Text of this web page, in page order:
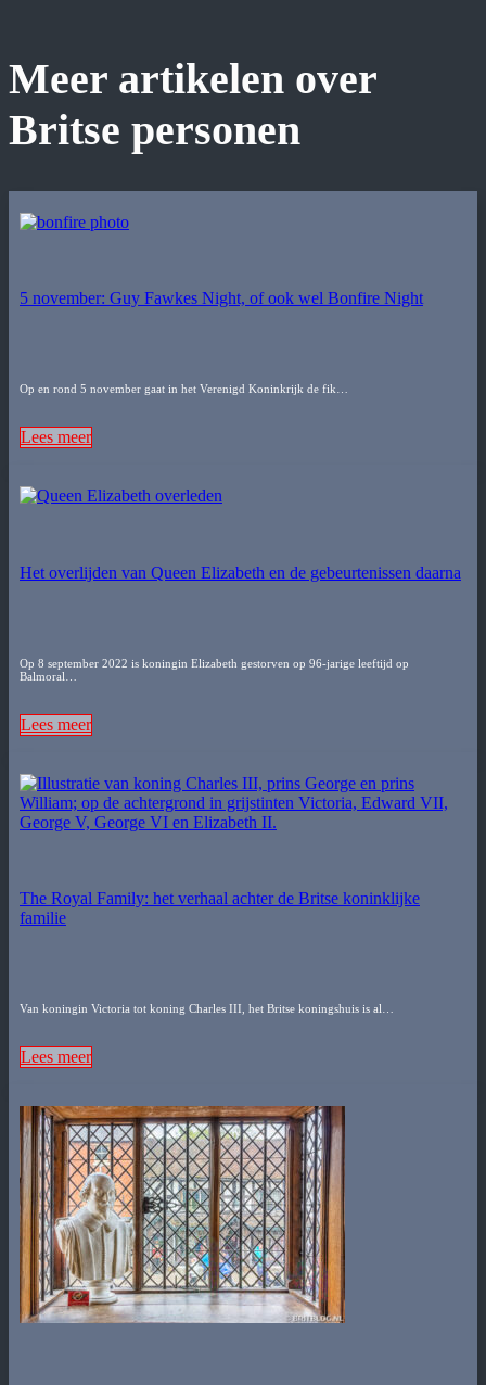
Meer artikelen over
Britse personen
5 november: Guy Fawkes Night, of ook wel Bonfire Night
Op en rond 5 november gaat in het Verenigd Koninkrijk de fik…
Lees meer
Het overlijden van Queen Elizabeth en de gebeurtenissen daarna
Op 8 september 2022 is koningin Elizabeth gestorven op 96-jarige leeftijd op
Balmoral…
Lees meer
The Royal Family: het verhaal achter de Britse koninklijke
familie
Van koningin Victoria tot koning Charles III, het Britse koningshuis is al…
Lees meer